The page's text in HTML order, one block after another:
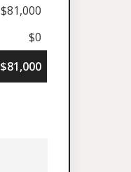
$81,000
$0
$81,000